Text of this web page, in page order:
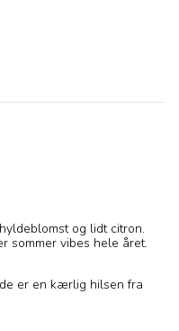
og lidt citron.
sommer vibes hele året.
er en kærlig hilsen fra